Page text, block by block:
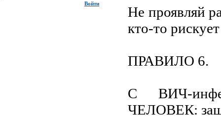
Войти
Не проявляй
кто-то
ПРАВИЛО 6.
С ВИЧ-
ЧЕЛОВЕК: